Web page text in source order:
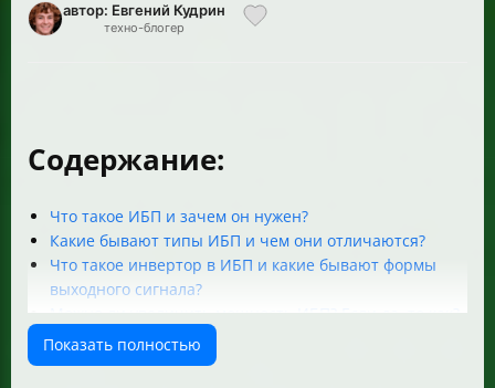
автор: Евгений Кудрин
техно-блогер
Содержание:
Что такое ИБП и зачем он нужен?
Какие бывают типы ИБП и чем они отличаются?
Что такое инвертор в ИБП и какие бывают формы
выходного сигнала?
Как увеличить автономность (время работы от
аккумулятора) ИБП?
Показать полностью